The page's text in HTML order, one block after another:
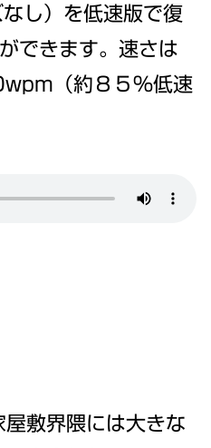
し）を低速版で復
できます。速さは
（約８５％低速
敷界隈には大きな